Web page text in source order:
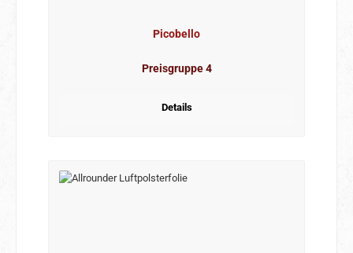
Picobello
Preisgruppe 4
Details